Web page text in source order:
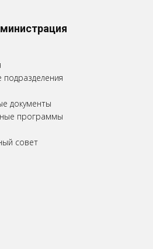
подразделения
документы
программы
совет